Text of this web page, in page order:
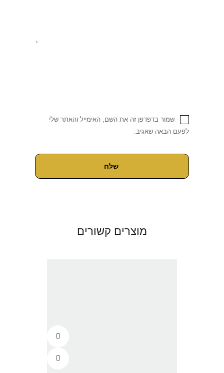
שמור בדפדפן זה את השם, האימייל והאתר שלי
לפעם הבאה שאגיב.
מוצרים קשורים